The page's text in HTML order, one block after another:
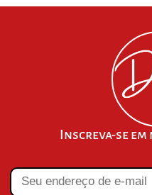
Inscreva-se